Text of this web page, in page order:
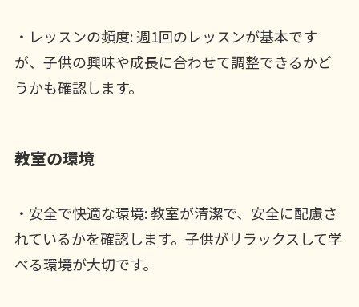
・レッスンの頻度: 週1回のレッスンが基本です
が、子供の興味や成長に合わせて調整できるかど
うかも確認します。
教室の環境
・安全で快適な環境: 教室が清潔で、安全に配慮さ
れているかを確認します。子供がリラックスして学
べる環境が大切です。